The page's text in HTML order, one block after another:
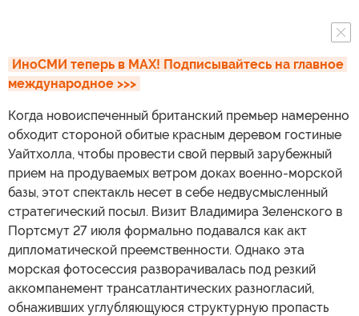
ИноСМИ теперь в MAX! Подписывайтесь на главное
международное >>>
Когда новоиспеченный британский премьер намеренно
обходит стороной обитые красным деревом гостиные
Уайтхолла, чтобы провести свой первый зарубежный
прием на продуваемых ветром доках военно-морской
базы, этот спектакль несет в себе недвусмысленный
стратегический посыл. Визит Владимира Зеленского в
Портсмут 27 июля формально подавался как акт
дипломатической преемственности. Однако эта
морская фотосессия разворачивалась под резкий
аккомпанемент трансатлантических разногласий,
обнаживших углубляющуюся структурную пропасть